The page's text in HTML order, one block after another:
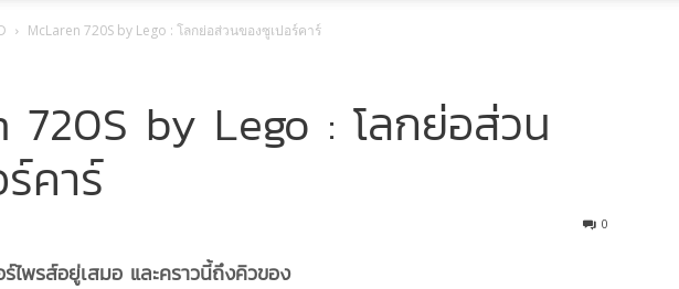
McLaren 720S by Lego : โลกย่อส่วนของซูเปอร์คาร์
720S by Lego : โลกย่อส่วน
คาร์
0
ร์ไพรส์อยู่เสมอ และคราวนี้ถึงคิวของ